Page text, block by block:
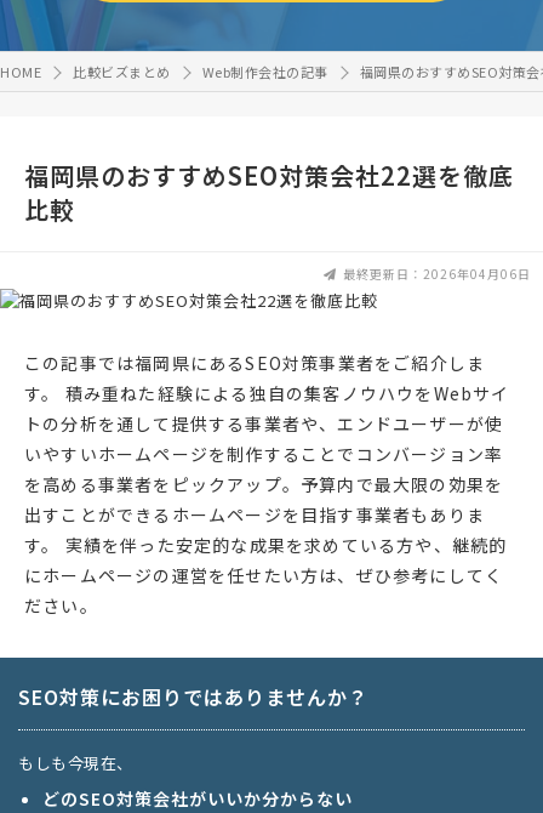
HOME 比較ビズまとめ Web制作会社の記事 福岡県のおすすめSEO対策
福岡県のおすすめSEO対策会社22選を徹底
比較
最終更新日：2026年04月06日
この記事では福岡県にあるSEO対策事業者をご紹介しま
す。 積み重ねた経験による独自の集客ノウハウをWebサイ
トの分析を通して提供する事業者や、エンドユーザーが使
いやすいホームページを制作することでコンバージョン率
を高める事業者をピックアップ。予算内で最大限の効果を
出すことができるホームページを目指す事業者もありま
す。 実績を伴った安定的な成果を求めている方や、継続的
にホームページの運営を任せたい方は、ぜひ参考にしてく
ださい。
SEO対策にお困りではありませんか？
もしも今現在、
どのSEO対策会社がいいか分からない